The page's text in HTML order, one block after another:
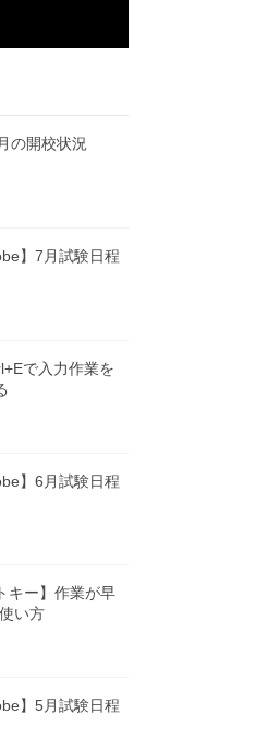
の開校状況
】7月試験日程
で入力作業を
】6月試験日程
キー】作業が早
い方
】5月試験日程